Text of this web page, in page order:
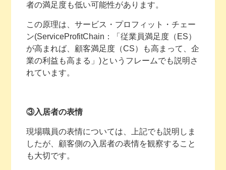
者の満足度も低い可能性があります。
この原理は、サービス・プロフィット・チェー
ン(ServiceProfitChain：「従業員満足度（ES）
が高まれば、顧客満足度（CS）も高まって、企
業の利益も高まる」)というフレームでも説明さ
れています。
③入居者の表情
現場職員の表情については、上記でも説明しま
したが、顧客側の入居者の表情を観察すること
も大切です。